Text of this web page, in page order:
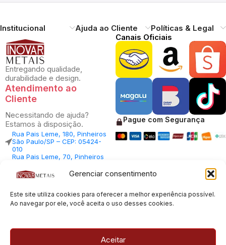
Gerenciar consentimento
Este site utiliza cookies para oferecer a melhor experiência possível.
Ao navegar por ele, você aceita o uso desses cookies.
Aceitar
Institucional Ajuda ao Cliente Políticas & Legal
Entregando qualidade,
durabilidade e design.
Atendimento ao
Cliente
Necessitando de ajuda?
Estamos à disposição.
Rua Pais Leme, 180, Pinheiros
São Paulo/SP – CEP: 05424-
010
Rua Pais Leme, 70, Pinheiros
010
Central Vendas: (11) 98812-
Central Atendimento: (11)
94535-7237
Canais Oficiais
Pague com Segurança